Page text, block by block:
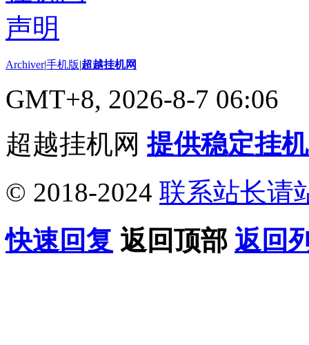
Archiver|手机版|超越挂机网
GMT+8, 2026-8-7 06:06
超越挂机网提供稳定挂
© 2018-2024 联系站长请
快速回复 返回顶部 返回